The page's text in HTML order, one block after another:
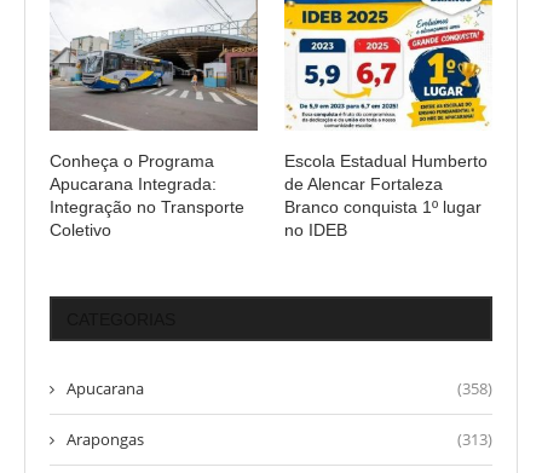
Conheça o Programa
Apucarana Integrada:
Integração no Transporte
Coletivo
Escola Estadual Humberto
de Alencar Fortaleza
Branco conquista 1º lugar
no IDEB
Apucarana (358)
Arapongas (313)